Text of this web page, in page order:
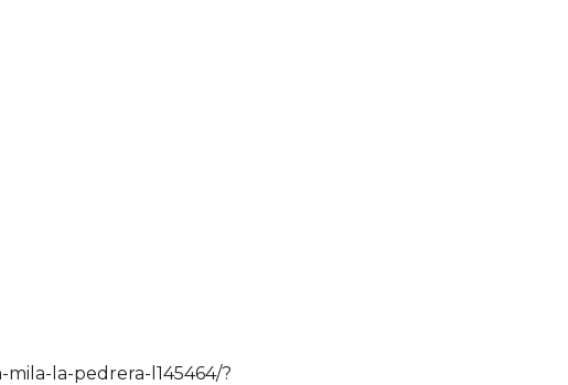
la-pedrera-l145464/?